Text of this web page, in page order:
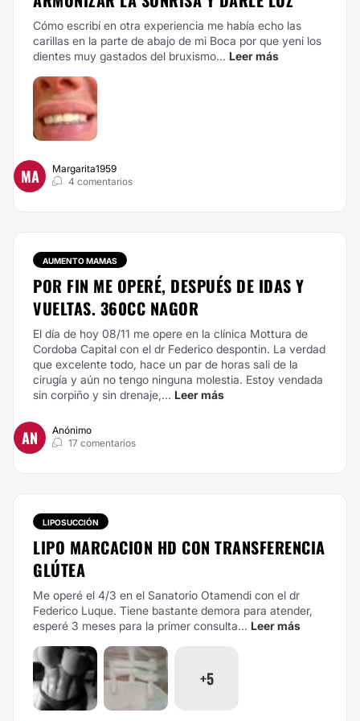
Cómo escribí en otra experiencia me había echo las
carillas en la parte de abajo de mi Boca por que yeni los
dientes muy gastados del bruxismo... Leer más
MA
Margarita1959
4 comentarios
AUMENTO MAMAS
POR FIN ME OPERÉ, DESPUÉS DE IDAS Y
VUELTAS. 360CC NAGOR
El día de hoy 08/11 me opere en la clínica Mottura de
Cordoba Capital con el dr Federico despontin. La verdad
que excelente todo, hace un par de horas sali de la
cirugía y aún no tengo ninguna molestia. Estoy vendada
sin corpiño y sin drenaje,... Leer más
AN
Anónimo
17 comentarios
LIPOSUCCIÓN
LIPO MARCACION HD CON TRANSFERENCIA
GLÚTEA
Me operé el 4/3 en el Sanatorio Otamendi con el dr
Federico Luque. Tiene bastante demora para atender,
esperé 3 meses para la primer consulta... Leer más
+5